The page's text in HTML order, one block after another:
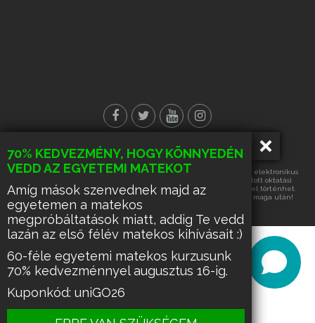
70% KEDVEZMÉNY, HOGY KÖNNYEDÉN
VEDD AZ EGYETEMI MATEKOT
Amíg mások szenvednek majd az
egyetemen a matekos
megpróbáltatások miatt, addig Te vedd
lazán az első félév matekos kihívásait :)
60-féle egyetemi matekos kurzusunk
70% kedvezménnyel augusztus 16-ig.
Kuponkód: uniGO26
© Minden jog fenntartva!
Az oldalon található tartalmak részének vagy egészének másolása, elektronikus
úton történő tárolása vagy továbbítása, harmadik fél számára nyújtott oktatási
célra való hasznosítása kizárólag az üzemeltető írásos engedélyével történhet.
Ennek hiányában a felsorolt tevékenységek űzése büntetést von maga után!